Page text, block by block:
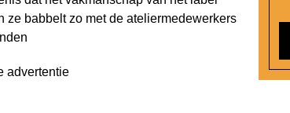
ze babbelt zo met de ateliermedewerkers
advertentie